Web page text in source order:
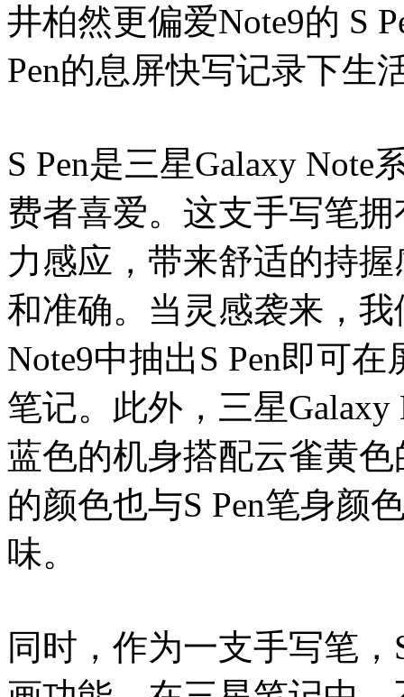
井柏然更偏爱Note9的 S
Pen的息屏快写记录下生
S Pen是三星Galaxy
费者喜爱。这支手写笔
力感应，带来舒适的持
和准确。当灵感袭来，
Note9中抽出S Pen即可
笔记。此外，三星
蓝色的机身搭配云雀黄
的颜色也与S Pen笔身颜
味。
同时，作为一支手写笔